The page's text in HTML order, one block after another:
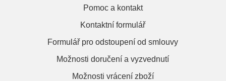
Pomoc a kontakt
Kontaktní formulář
Formulář pro odstoupení od smlouvy
Možnosti doručení a vyzvednutí
Možnosti vrácení zboží